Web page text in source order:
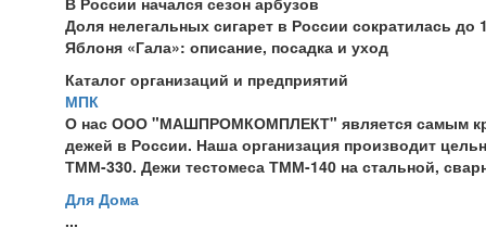
Доля нелегальных сигарет в России сократилась до
Яблоня «Гала»: описание, посадка и уход
Каталог организаций и предприятий
МПК
О нас ООО "МАШПРОМКОМПЛЕКТ" является самым
дежей в России. Наша организация производит
ТММ-330. Дежи тестомеса ТММ-140 на стальной,
Для Дома
...